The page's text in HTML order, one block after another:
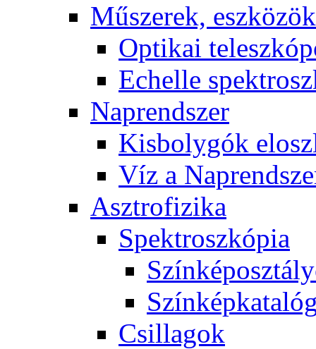
Mű­sze­rek, esz­kö­zök
Op­ti­kai
Echel­le
Nap­rend­szer
Kis­boly­gók
Víz a
Aszt­ro­fi­zi­ka
Spekt­rosz­kó­pia
Csil­la­gok